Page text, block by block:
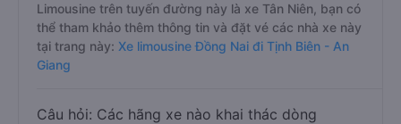
Limousine trên tuyến đường này là xe Tân Niên, bạn có
thể tham khảo thêm thông tin và đặt vé các nhà xe này
tại trang này: Xe limousine Đồng Nai đi Tịnh Biên - An
Giang
Câu hỏi: Các hãng xe nào khai thác dòng